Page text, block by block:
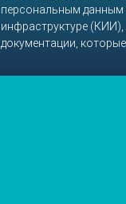
персональным
инфраструктуре
документации,